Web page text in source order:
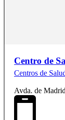
Centro de
Centros de
Avda. de